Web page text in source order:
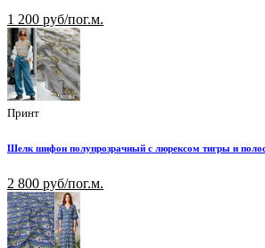
1 200 руб/пог.м.
Принт
Шелк шифон полупрозрачный с люрексом тигры и
2 800 руб/пог.м.